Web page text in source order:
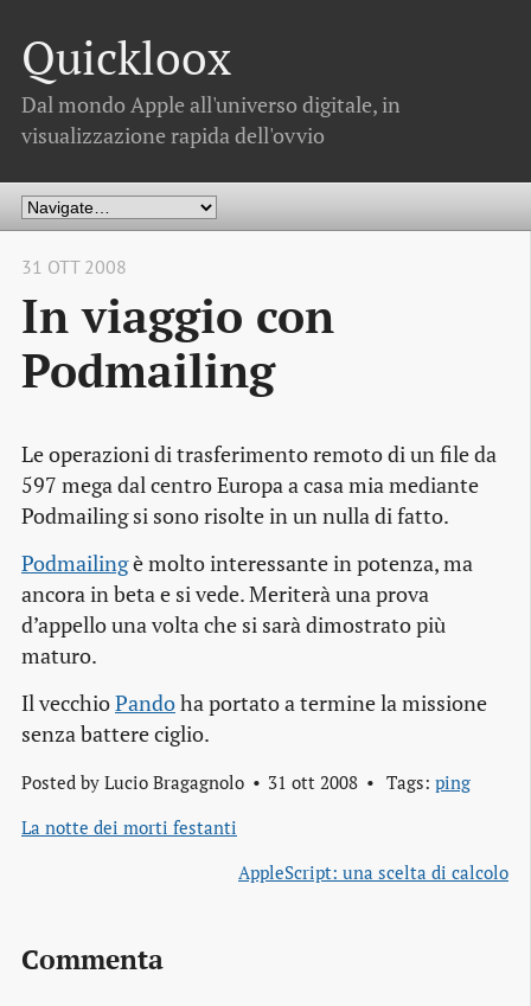
Quickloox
Dal mondo Apple all'universo digitale, in
visualizzazione rapida dell'ovvio
31 OTT 2008
In viaggio con
Podmailing
Le operazioni di trasferimento remoto di un file da
597 mega dal centro Europa a casa mia mediante
Podmailing si sono risolte in un nulla di fatto.
Podmailingè molto interessante in potenza, ma
ancora in beta e si vede. Meriterà una prova
d’appello una volta che si sarà dimostrato più
maturo.
Il vecchioPandoha portato a termine la missione
senza battere ciglio.
Posted by Lucio Bragagnolo 31 ott 2008 Tags: ping
La notte dei morti festanti
AppleScript: una scelta di calcolo
Commenta